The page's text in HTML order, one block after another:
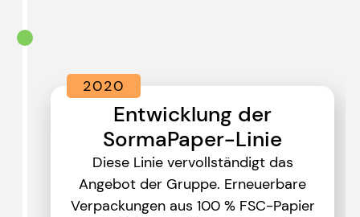
2020
Entwicklung der
SormaPaper-Linie
Diese Linie vervollständigt das
Angebot der Gruppe. Erneuerbare
Verpackungen aus 100 % FSC-Papier